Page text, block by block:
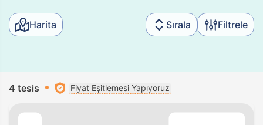
Harita Sırala Filtrele
4 tesis Fiyat Eşitlemesi Yapıyoruz